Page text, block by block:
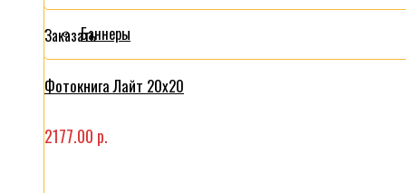
Заказать
Фотокнига Лайт 20x20
2177.00 р.
Баннеры